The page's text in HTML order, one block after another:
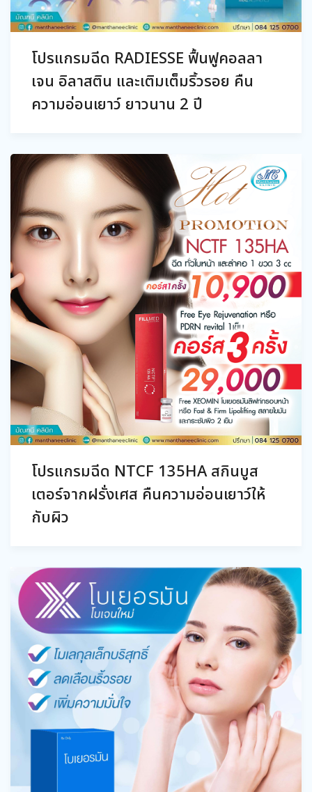
โปรแกรมฉีด RADIESSE ฟื้นฟูคอลลา
เจน อิลาสติน และเติมเต็มริ้วรอย คืน
ความอ่อนเยาว์ ยาวนาน 2 ปี
โปรแกรมฉีด NTCF 135HA สกินบูส
เตอร์จากฝรั่งเศส คืนความอ่อนเยาว์ให้
กับผิว